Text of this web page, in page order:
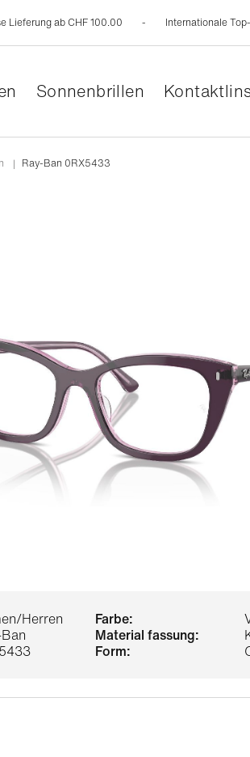
Lieferung ab CHF 100.00 Internationale
Sonnenbrillen
| Ray-Ban 0RX5433
Herren farbe:
material fassung:
form: